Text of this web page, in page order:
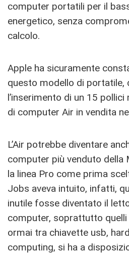
computer portatili per il
energetico, senza
calcolo.
Apple ha sicuramente
questo modello di portatile,
l’inserimento di un 15
di computer Air in vendita
L’Air potrebbe diventare
computer più venduto della
la linea Pro come prima
Jobs aveva intuito, infatti,
inutile fosse diventato il
computer, soprattutto
ormai tra chiavette usb,
computing, si ha a